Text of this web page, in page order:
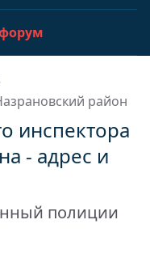
район
инспектора
- адрес и
полиции